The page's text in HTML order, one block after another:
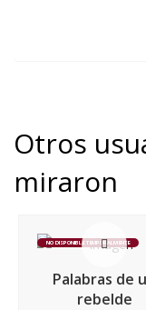
Otros
miraron
NO DISPONIBLE TEMPORALMENTE
Palabras de
rebelde